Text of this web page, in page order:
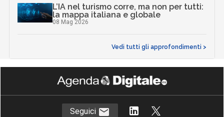
L’IA nel turismo corre, ma non per tutti:
la mappa italiana e globale
08 Mag 2026
Vedi tutti gli approfondimenti >
Seguici